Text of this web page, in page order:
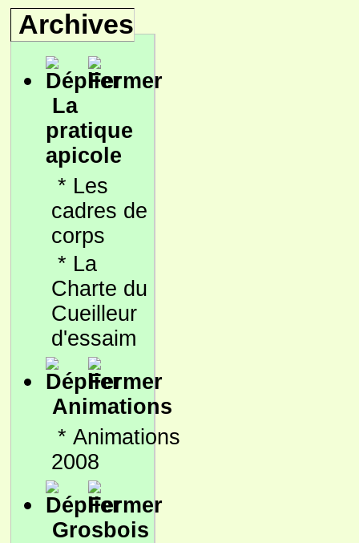
Archives
La
pratique
apicole
* Les
cadres de
corps
* La
Charte du
Cueilleur
d'essaim
Animations
* Animations
2008
Grosbois